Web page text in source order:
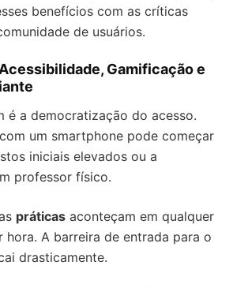
benefícios com as críticas
de usuários.
Gamificação e
é a democratização do acesso.
um smartphone pode começar
iniciais elevados ou a
professor físico.
práticas aconteçam em qualquer
hora. A barreira de entrada para o
drasticamente.